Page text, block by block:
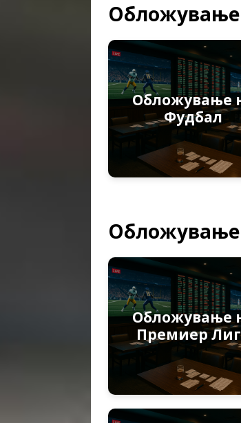
Обложување
Обложување
Фудбал
Обложување
Премиер